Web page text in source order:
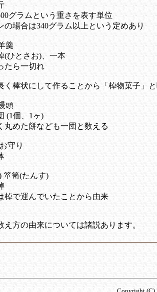
グラムという重さを表す単位
の場合は340グラム以上という定めあり
羹
(ひとさお)、一本
たら一切れ
く棒状にして作ることから「棹物菓子」
頭
(1個、1ヶ)
丸めた餅なども一団と数える
守り
箪笥(たんす)
棹で運んでいたことから由来
え方の由来については諸説あります。